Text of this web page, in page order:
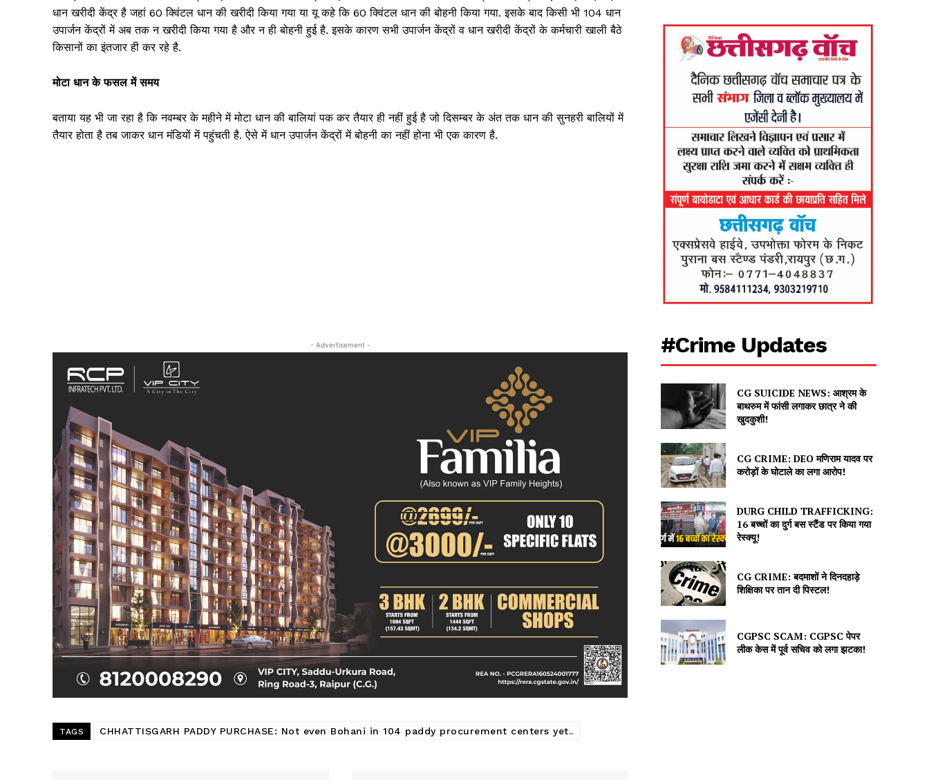
धान खरीदी केंद्र है जहां 60 क्विंटल धान की खरीदी किया गया या यू कहे कि 60 क्विंटल धान की बोहनी किया गया. इसके बाद किसी भी 104 धान
उपार्जन केंद्रों में अब तक न खरीदी किया गया है और न ही बोहनी हुई है. इसके कारण सभी उपार्जन केंद्रों व धान खरीदी केंद्रों के कर्मचारी खाली बैठे
किसानों का इंतजार ही कर रहे है.
मोटा धान के फसल में समय
बताया यह भी जा रहा है कि नवम्बर के महीने में मोटा धान की बालियां पक कर तैयार ही नहीं हुई है जो दिसम्बर के अंत तक धान की सुनहरी बालियों में
तैयार होता है तब जाकर धान मंडियों में पहुंचती है. ऐसे में धान उपार्जन केंद्रों में बोहनी का नहीं होना भी एक कारण है.
- Advertisement -
TAGS CHHATTISGARH PADDY PURCHASE: Not even Bohani in 104 paddy procurement centers yet..
#Crime Updates
CG SUICIDE NEWS: आश्रम के
बाथरुम में फांसी लगाकर छात्र ने की
खुदकुशी!
CG CRIME: DEO मणिराम यादव पर
करोड़ों के घोटाले का लगा आरोप!
DURG CHILD TRAFFICKING:
16 बच्चों का दुर्ग बस स्टैंड पर किया गया
रेस्क्यू!
CG CRIME: बदमाशों ने दिनदहाड़े
शिक्षिका पर तान दी पिस्टल!
CGPSC SCAM: CGPSC पेपर
लीक केस में पूर्व सचिव को लगा झटका!